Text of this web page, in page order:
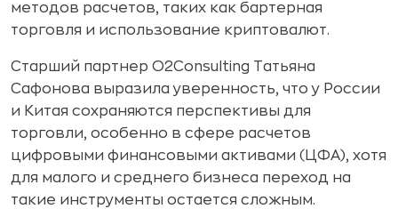
методов расчетов, таких как бартерная
торговля и использование криптовалют.
Старший партнер O2Consulting Татьяна
Сафонова выразила уверенность, что у России
и Китая сохраняются перспективы для
торговли, особенно в сфере расчетов
цифровыми финансовыми активами (ЦФА), хотя
для малого и среднего бизнеса переход на
такие инструменты остается сложным.